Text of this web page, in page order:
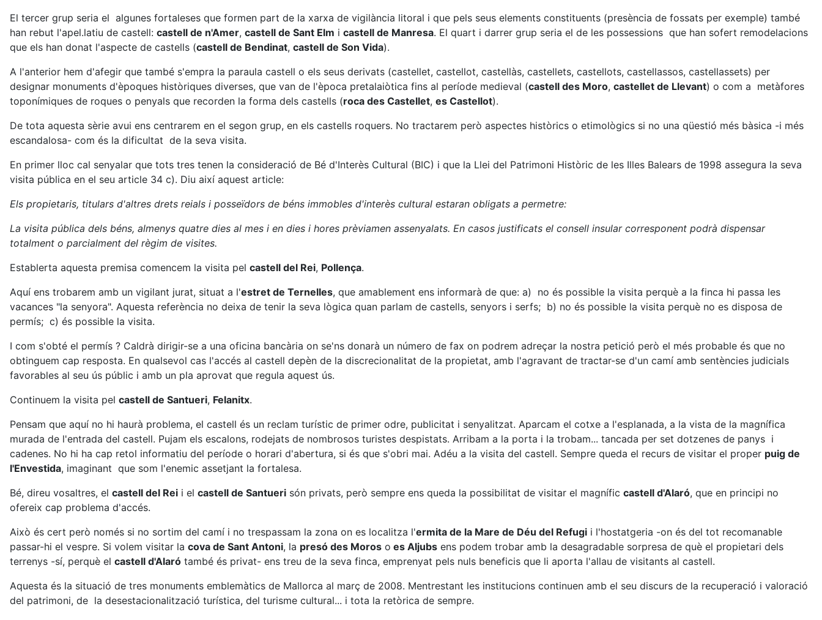
El tercer grup seria el algunes fortaleses que formen part de la xarxa de vigilància litoral i que pels seus elements constituents (presència de fossats per exemple) també
han rebut l'apel.latiu de castell: castell de n'Amer, castell de Sant Elm i castell de Manresa. El quart i darrer grup seria el de les possessions que han sofert remodelacions
que els han donat l'aspecte de castells (castell de Bendinat, castell de Son Vida).
A l'anterior hem d'afegir que també s'empra la paraula castell o els seus derivats (castellet, castellot, castellàs, castellets, castellots, castellassos, castellassets) per
designar monuments d'èpoques històriques diverses, que van de l'època pretalaiòtica fins al període medieval (castell des Moro, castellet de Llevant) o com a metàfores
toponímiques de roques o penyals que recorden la forma dels castells (roca des Castellet, es Castellot).
De tota aquesta sèrie avui ens centrarem en el segon grup, en els castells roquers. No tractarem però aspectes històrics o etimològics si no una qüestió més bàsica -i més
escandalosa- com és la dificultat de la seva visita.
En primer lloc cal senyalar que tots tres tenen la consideració de Bé d'Interès Cultural (BIC) i que la Llei del Patrimoni Històric de les Illes Balears de 1998 assegura la seva
visita pública en el seu article 34 c). Diu així aquest article:
Els propietaris, titulars d'altres drets reials i posseïdors de béns immobles d'interès cultural estaran obligats a permetre:
La visita pública dels béns, almenys quatre dies al mes i en dies i hores prèviamen assenyalats. En casos justificats el consell insular corresponent podrà dispensar
totalment o parcialment del règim de visites.
Establerta aquesta premisa comencem la visita pel castell del Rei, Pollença.
Aquí ens trobarem amb un vigilant jurat, situat a l'estret de Ternelles, que amablement ens informarà de que: a) no és possible la visita perquè a la finca hi passa les
vacances "la senyora". Aquesta referència no deixa de tenir la seva lògica quan parlam de castells, senyors i serfs; b) no és possible la visita perquè no es disposa de
permís; c) és possible la visita.
I com s'obté el permís ? Caldrà dirigir-se a una oficina bancària on se'ns donarà un número de fax on podrem adreçar la nostra petició però el més probable és que no
obtinguem cap resposta. En qualsevol cas l'accés al castell depèn de la discrecionalitat de la propietat, amb l'agravant de tractar-se d'un camí amb sentències judicials
favorables al seu ús públic i amb un pla aprovat que regula aquest ús.
Continuem la visita pel castell de Santueri, Felanitx.
Pensam que aquí no hi haurà problema, el castell és un reclam turístic de primer odre, publicitat i senyalitzat. Aparcam el cotxe a l'esplanada, a la vista de la magnífica
murada de l'entrada del castell. Pujam els escalons, rodejats de nombrosos turistes despistats. Arribam a la porta i la trobam... tancada per set dotzenes de panys i
cadenes. No hi ha cap retol informatiu del període o horari d'abertura, si és que s'obri mai. Adéu a la visita del castell. Sempre queda el recurs de visitar el proper puig de
l'Envestida, imaginant que som l'enemic assetjant la fortalesa.
Bé, direu vosaltres, el castell del Rei i el castell de Santueri són privats, però sempre ens queda la possibilitat de visitar el magnífic castell d'Alaró, que en principi no
ofereix cap problema d'accés.
Això és cert però només si no sortim del camí i no trespassam la zona on es localitza l'ermita de la Mare de Déu del Refugi i l'hostatgeria -on és del tot recomanable
passar-hi el vespre. Si volem visitar la cova de Sant Antoni, la presó des Moros o es Aljubs ens podem trobar amb la desagradable sorpresa de què el propietari dels
terrenys -sí, perquè el castell d'Alaró també és privat- ens treu de la seva finca, emprenyat pels nuls beneficis que li aporta l'allau de visitants al castell.
Aquesta és la situació de tres monuments emblemàtics de Mallorca al març de 2008. Mentrestant les institucions continuen amb el seu discurs de la recuperació i valoració
del patrimoni, de la desestacionalització turística, del turisme cultural... i tota la retòrica de sempre.